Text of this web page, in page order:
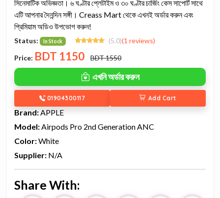
সিনেমাটিক অভিজ্ঞতা। ৬ ঘণ্টার প্লেটাইম ও ৩০ ঘণ্টার চার্জিং কেস সাপোর্ট সাথে
এটি আপনার দৈনন্দিন সঙ্গী। Creass Mart থেকে এখনই অর্ডার করুন এবং
প্রিমিয়াম অডিও উপভোগ করুন!
Status: In Stock (5.0)(1 reviews)
Price: BDT 1150 BDT 1550
এখনি অর্ডার করুন
01904300117 Add Cart
Brand:APPLE
Model:Airpods Pro 2nd Generation ANC
Color:White
Supplier: N/A
Share With: